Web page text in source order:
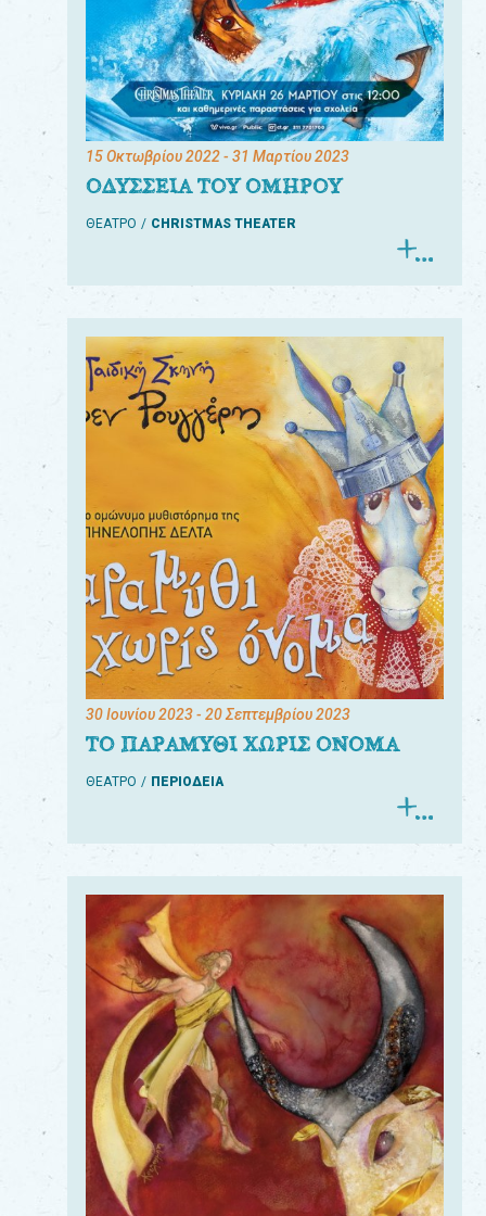
15 Οκτωβρίου 2022- 31 Μαρτίου 2023
ΟΔΥΣΣΕΙΑ ΤΟΥ ΟΜΗΡΟΥ
ΘΕΑΤΡΟ CHRISTMAS THEATER
30 Ιουνίου 2023- 20 Σεπτεμβρίου 2023
ΤΟ ΠΑΡΑΜΥΘΙ ΧΩΡΙΣ ΟΝΟΜΑ
ΘΕΑΤΡΟ ΠΕΡΙΟΔΕΙΑ